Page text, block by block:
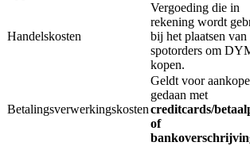
Leningen
Door crypto ondersteunde leenservice
Handelskosten
Vergoeding die in
rekening wordt
bij het plaatsen van
spotorders om
kopen.
Betalingsverwerkingskosten
Geldt voor
gedaan met
creditcards/
of